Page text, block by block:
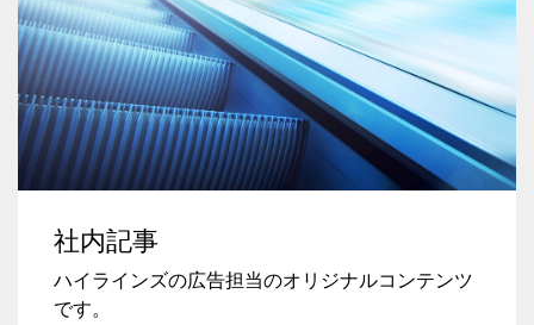
社内記事
ハイラインズの広告担当のオリジナルコンテンツ
です。